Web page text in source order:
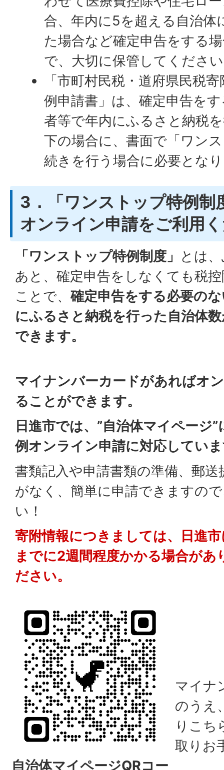
合、年内に5を超える自治体
た場合など確定申告をする
で、大切に保管してくださ
「市町村民税・道府県民税
例申請書」は、確定申告を
者等で年内にふるさと納税
下の場合に、書面で「ワン
続きを行う場合に必要とな
3．「ワンストップ特例制
オンライン申請をご利用
「ワンストップ特例制度」 とは
あと、確定申告をしなくても税
ことで、確定申告をする必要の
にふるさと納税を行った自治体
できます。
マイナンバーカードがあればオ
ることができます。
日進市では、”自治体マイページ
例オンライン申請に対応してい
書類記入や申請書類の準備、郵
がなく、簡単に申請できますの
い！
寄附情報につきましては、日進
までに2週間程度かかる場合があ
ださい。
自治体マイページQRコー
マイナ
のうえ
りこち
取りお